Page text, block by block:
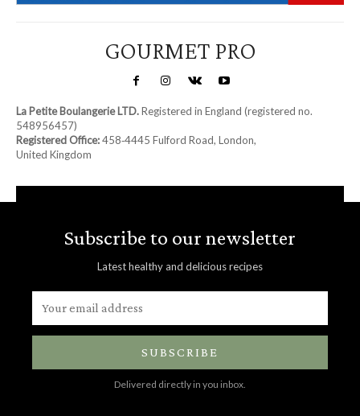
GOURMET PRO
La Petite Boulangerie LTD.Registered in England (registered no.
548956457)
Registered Office:458‑4445 Fulford Road, London,
United Kingdom
Subscribe to our newsletter
Latest healthy and delicious recipes
SUBSCRIBE
Delivered directly in you inbox.